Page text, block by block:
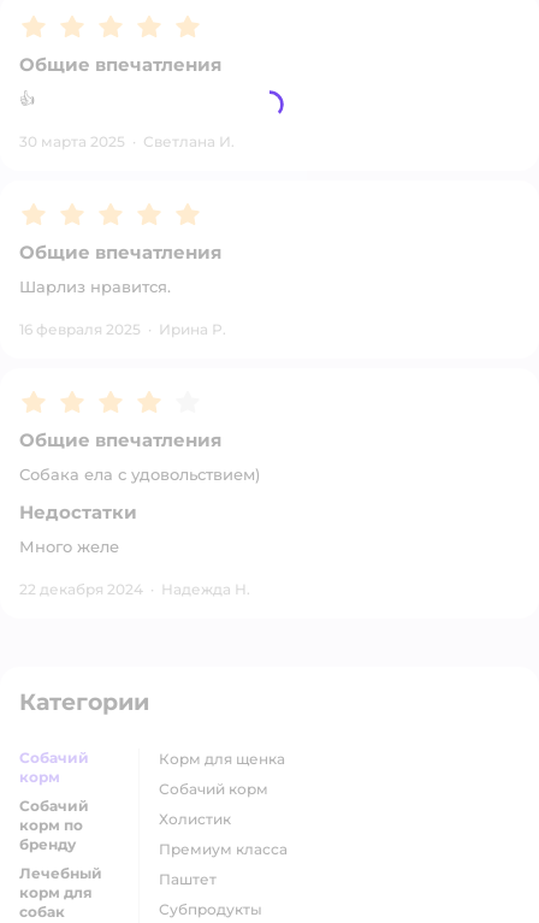
Рейтинг:5
Общие впечатления
👍
30 марта 2025 · Светлана И.
Рейтинг:5
Общие впечатления
Шарлиз нравится.
16 февраля 2025 · Ирина Р.
Рейтинг:4
Общие впечатления
Собака ела с удовольствием)
Недостатки
Много желе
22 декабря 2024 · Надежда Н.
Категории
Собачий
корм
Собачий
корм по
бренду
Лечебный
корм для
собак
корм для щенка
собачий корм
холистик
премиум класса
паштет
субпродукты